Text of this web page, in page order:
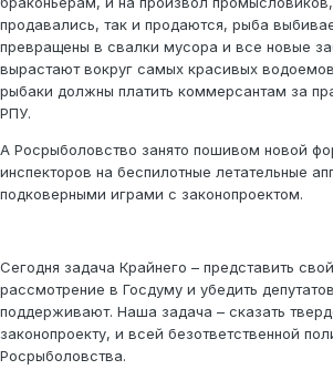
продавались, так и продаются, рыба
превращены в свалки мусора и все новые
вырастают вокруг самых красивых
рыбаки должны платить коммерсантам за
РПУ.
А Росрыболовство занято пошивом новой
инспекторов на беспилотные летательные
подковерными играми с законопроектом.
Сегодня задача Крайнего – представить
рассмотрение в Госдуму и убедить
поддерживают. Наша задача – сказать
законопроекту, и всей безответственной
Росрыболовства.